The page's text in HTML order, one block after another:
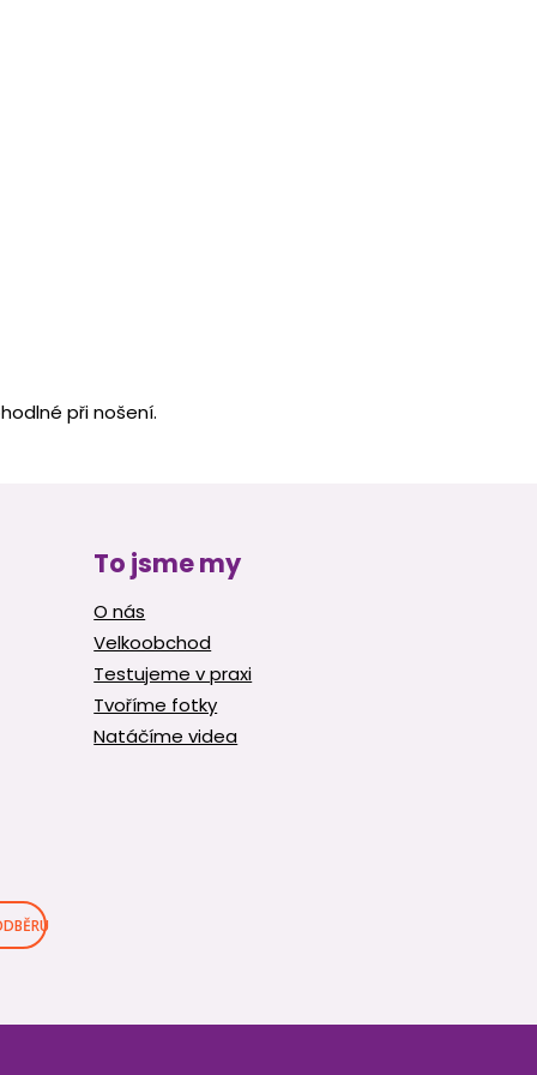
při nošení.
To jsme my
O nás
Velkoobchod
Testujeme v praxi
Tvoříme fotky
Natáčíme videa